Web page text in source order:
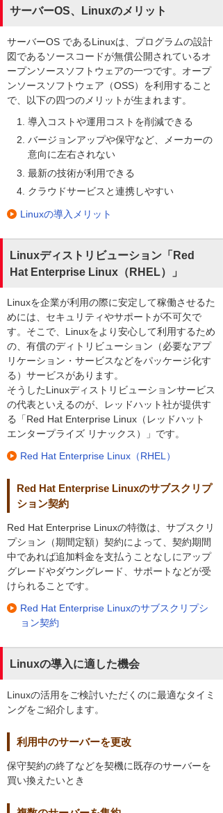
サーバーOS、Linuxのメリット
サーバーOS であるLinuxは、プログラムの設計
図であるソースコードが無償公開されているオ
ープンソースソフトウェアの一つです。オープ
ンソースソフトウェア（OSS）を利用すること
で、以下の四つのメリットが生まれます。
導入コストや運用コストを削減できる
バージョンアップや保守など、メーカーの
意向に左右されない
最新の技術が利用できる
クラウドサービスと連携しやすい
Linuxの導入メリット
Linuxディストリビューション「Red
Hat Enterprise Linux（RHEL）」
Linuxを企業が利用の際に安定して稼働させるた
めには、セキュリティやサポートが不可欠で
す。そこで、Linuxをより安心して利用するため
の、有償のディトリビューション（必要なアプ
リケーション・サービスなどをパッケージ化す
る）サービスがあります。
そうしたLinuxディストリビューションサービス
の代表といえるのが、レッドハット社が提供す
る「Red Hat Enterprise Linux（レッドハット
エンタープライズ リナックス）」です。
Red Hat Enterprise Linux（RHEL）
Red Hat Enterprise Linuxのサブスクリプ
ション契約
Red Hat Enterprise Linuxの特徴は、サブスクリ
プション（期間定額）契約によって、契約期間
中であれば追加料金を支払うことなしにアップ
グレードやダウングレード、サポートなどが受
けられることです。
Red Hat Enterprise Linuxのサブスクリプシ
ョン契約
Linuxの導入に適した機会
Linuxの活用をご検討いただくのに最適なタイミ
ングをご紹介します。
利用中のサーバーを更改
保守契約の終了などを契機に既存のサーバーを
買い換えたいとき